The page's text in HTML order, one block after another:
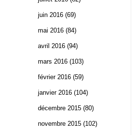
juin 2016 (69)
mai 2016 (84)
avril 2016 (94)
mars 2016 (103)
février 2016 (59)
janvier 2016 (104)
décembre 2015 (80)
novembre 2015 (102)